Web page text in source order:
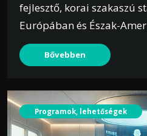
fejlesztő, korai szakaszú
Európában és Észak-
Bővebben
Programok, lehetőségek